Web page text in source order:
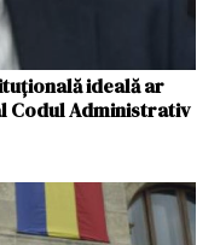
ideală ar
Codul Administrativ